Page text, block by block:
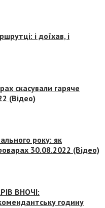
і доїхав, і
скасували гаряче
(Відео)
року: як
30.08.2022 (Відео)
ВНОЧІ:
годину